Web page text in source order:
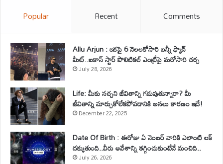
Popular Recent Comments
Allu Arjun : ఇకపై 6 నెలలకోసారి బన్నీ ఫ్యాన్
మీట్..ఐకాన్ స్టార్ పొలిటికల్ ఎంట్రీపై మరోసారి చర్చ
July 28, 2026
Life: మీకు నచ్చని జీవితాన్ని గడుపుతున్నారా? మీ
జీవితాన్ని మార్చుకోలేకపోవడానికి అసలు కారణం ఇదే!
December 22, 2025
Date Of Birth : ఈరోజు ఏ నెంబర్ వారికి ఎలాంటి లక్
దక్కుతుంది..వీరు ఆవేశాన్ని తగ్గించుకుంటేనే మంచిది..
July 26, 2026